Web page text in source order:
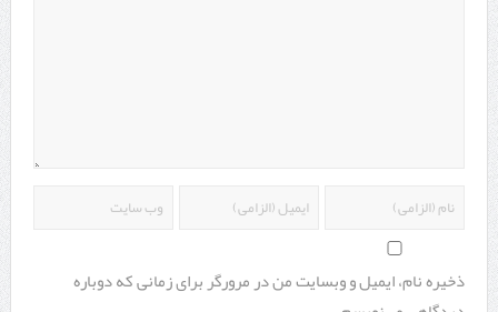
ذخیره نام، ایمیل و وبسایت من در مرورگر برای زمانی که دوباره